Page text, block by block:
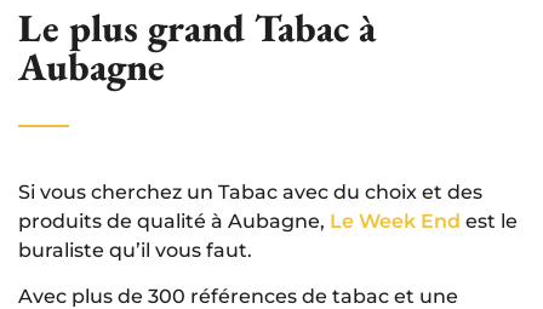
Le plus grand Tabac à
Aubagne
Si vous cherchez un Tabac avec du choix et des
produits de qualité à Aubagne, Le Week End est le
buraliste qu’il vous faut.
Avec plus de 300 références de tabac et une